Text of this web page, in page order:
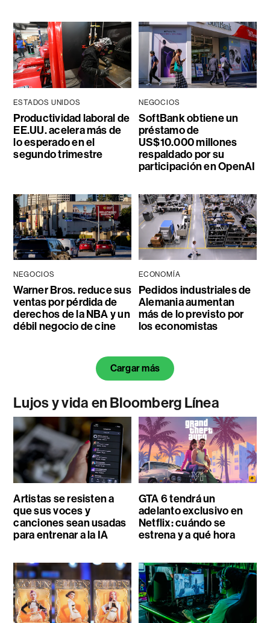
ESTADOS UNIDOS
Productividad laboral de
EE.UU. acelera más de
lo esperado en el
segundo trimestre
NEGOCIOS
SoftBank obtiene un
préstamo de
US$10.000 millones
respaldado por su
participación en OpenAI
NEGOCIOS
Warner Bros. reduce sus
ventas por pérdida de
derechos de la NBA y un
débil negocio de cine
ECONOMÍA
Pedidos industriales de
Alemania aumentan
más de lo previsto por
los economistas
Cargar más
Lujos y vida en Bloomberg Línea
Artistas se resisten a
que sus voces y
canciones sean usadas
para entrenar a la IA
GTA 6 tendrá un
adelanto exclusivo en
Netflix: cuándo se
estrena y a qué hora